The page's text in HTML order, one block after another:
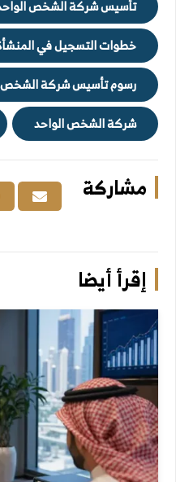
تأسيس شركة الشخص
خطوات التسجيل في
رسوم تأسيس شركة الشخص
شركة الشخص الواحد
مشاركة
إقرأ أيضا